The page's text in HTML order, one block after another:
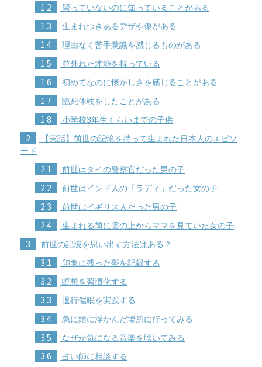
1.2 習っていないのに知っていることがある
1.3 生まれつきあるアザや傷がある
1.4 理由なく苦手意識を感じるものがある
1.5 並外れた才能を持っている
1.6 初めてなのに懐かしさを感じることがある
1.7 臨死体験をしたことがある
1.8 小学校3年生くらいまでの子供
2
【実話】前世の記憶を持って生まれた日本人のエピソ
ード
2.1 前世はタイの警察官だった男の子
2.2 前世はインド人の「ラディ」だった女の子
2.3 前世はイギリス人だった男の子
2.4 生まれる前に雲の上からママを見ていた女の子
3 前世の記憶を思い出す方法はある？
3.1 印象に残った夢を記録する
3.2 瞑想を習慣化する
3.3 退行催眠を実践する
3.4 急に頭に浮かんだ場所に行ってみる
3.5 なぜか気になる音楽を聴いてみる
3.6 占い師に相談する